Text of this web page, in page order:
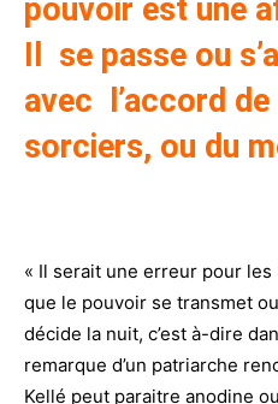
pouvoir est une
Il se passe ou
avec l’accord
sorciers, ou du
« Il serait une erreur pour
que le pouvoir se transmet
décide la nuit, c’est à-dire
remarque d’un patriarche
Kellé peut paraitre anodine